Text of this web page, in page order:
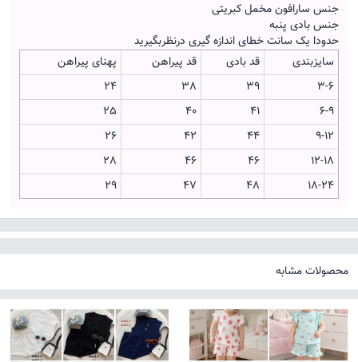
جنس سارافون مخمل کبریتی
جنس بادی پنبه
حدودا یک سانت خطای اندازه گیری درنظربگیرید
سایزبندی
قد بادی قد پیراهن
پهنای پیراهن
3-6
39
38
24
6-9
41
40
25
9-12
44
42
26
12-18
46
46
28
18-24
48
47
29
محصولات مشابه